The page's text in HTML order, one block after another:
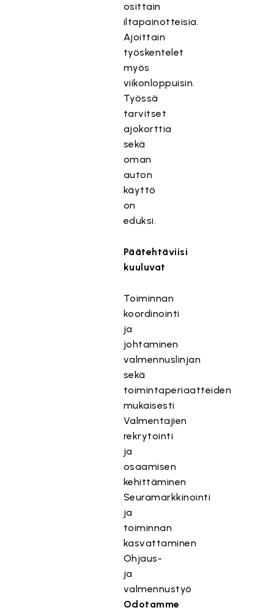
osittain
iltapainotteisia.
Ajoittain
työskentelet
myös
viikonloppuisin.
Työssä
tarvitset
ajokorttia
sekä
oman
auton
käyttö
on
eduksi.
Päätehtäviisi
kuuluvat
Toiminnan
koordinointi
ja
johtaminen
valmennuslinjan
sekä
toimintaperiaatteiden
mukaisesti
Valmentajien
rekrytointi
ja
osaamisen
kehittäminen
Seuramarkkinointi
ja
toiminnan
kasvattaminen
Ohjaus-
ja
valmennustyö
Odotamme